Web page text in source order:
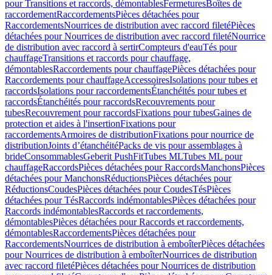
pour Transitions et raccords, démontablesFermeturesBoîtes de
raccordementRaccordementsPièces détachées pour
RaccordementsNourrices de distribution avec raccord filetéPièces
détachées pour Nourrices de distribution avec raccord filetéNourrice
de distribution avec raccord à sertirCompteurs d'eauTés pour
chauffageTransitions et raccords pour chauffage,
démontablesRaccordements pour chauffagePièces détachées pour
Raccordements pour chauffageAccessoiresIsolations pour tubes et
raccordsIsolations pour raccordementsÉtanchéités pour tubes et
raccordsÉtanchéités pour raccordsRecouvrements pour
tubesRecouvrement pour raccordsFixations pour tubesGaines de
protection et aides à l'insertionFixations pour
raccordementsArmoires de distributionFixations pour nourrice de
distributionJoints d’étanchéitéPacks de vis pour assemblages à
brideConsommablesGeberit PushFitTubes MLTubes ML pour
chauffageRaccordsPièces détachées pour RaccordsManchonsPièces
détachées pour ManchonsRéductionsPièces détachées pour
RéductionsCoudesPièces détachées pour CoudesTésPièces
détachées pour TésRaccords indémontablesPièces détachées pour
Raccords indémontablesRaccords et raccordements,
démontablesPièces détachées pour Raccords et raccordements,
démontablesRaccordementsPièces détachées pour
RaccordementsNourrices de distribution à emboîterPièces détachées
pour Nourrices de distribution à emboîterNourrices de distribution
avec raccord filetéPièces détachées pour Nourrices de distribution